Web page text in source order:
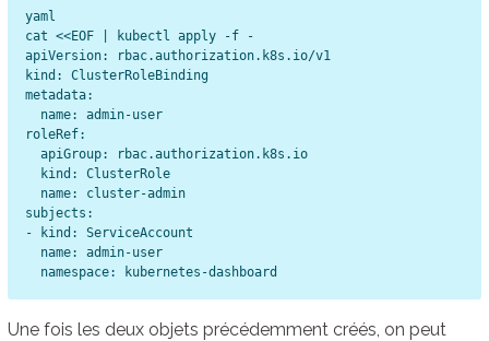
yaml
cat <<EOF | kubectl apply -f -
apiVersion: rbac.authorization.k8s.io/v1
kind: ClusterRoleBinding
metadata:
  name: admin-user
roleRef:
  apiGroup: rbac.authorization.k8s.io
  kind: ClusterRole
  name: cluster-admin
subjects:
- kind: ServiceAccount
  name: admin-user
Une fois les deux objets précédemment créés, on peut